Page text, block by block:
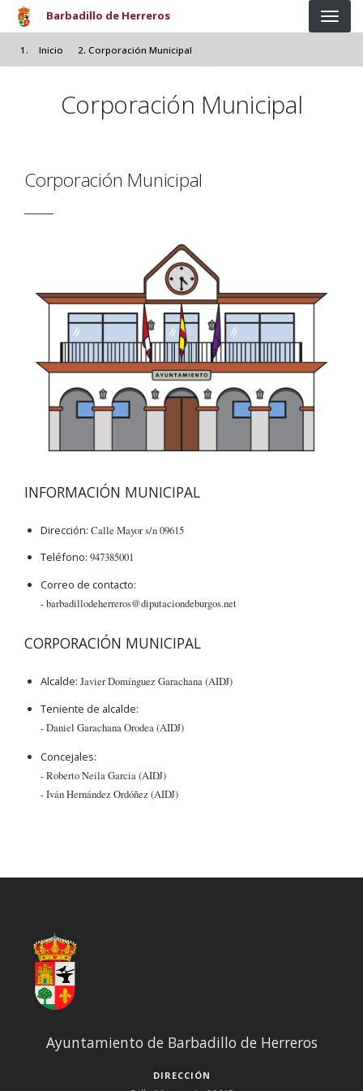
Pasar al contenido principal
Barbadillo de Herreros
Inicio Corporación Municipal
Corporación Municipal
Corporación Municipal
INFORMACIÓN MUNICIPAL
Dirección: Calle Mayor s/n 09615
Teléfono: 947385001
Correo de contacto:
- barbadillodeherreros@diputaciondeburgos.net
CORPORACIÓN MUNICIPAL
Alcalde: Javier Domínguez Garachana (AIDJ)
Teniente de alcalde:
- Daniel Garachana Orodea (AIDJ)
Concejales:
- Roberto Neila Garcia (AIDJ)
- Iván Hernández Ordóñez (AIDJ)
Ayuntamiento de Barbadillo de Herreros
DIRECCIÓN